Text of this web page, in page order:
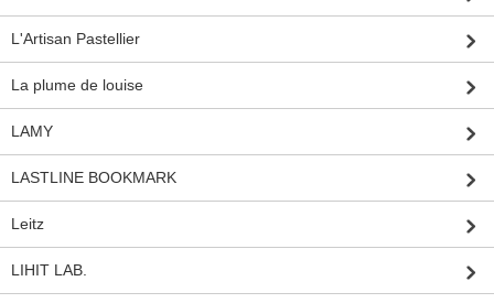
L'Artisan Pastellier
La plume de louise
LAMY
LASTLINE BOOKMARK
Leitz
LIHIT LAB.